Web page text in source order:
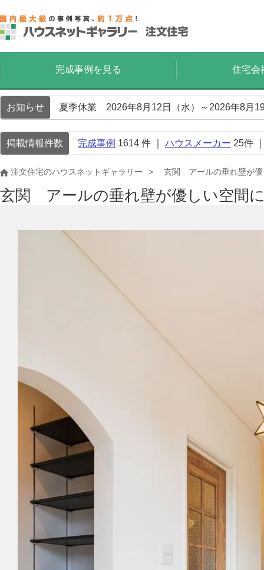
完成事例を見る 住宅会
お知らせ 夏季休業 2026年8月12日（水）～2026年8月
掲載情報件数 完成事例 1614 件 ｜ ハウスメーカー 25件
注文住宅のハウスネットギャラリー 玄関 アールの垂れ壁が優
玄関 アールの垂れ壁が優しい空間